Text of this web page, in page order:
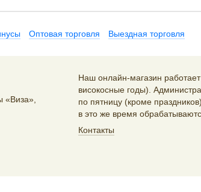
Оптовая торговля Выездная торговля
«Виза»,
Наш онлайн-магазин
високосные годы).
по пятницу (кроме
в это же время
Контакты